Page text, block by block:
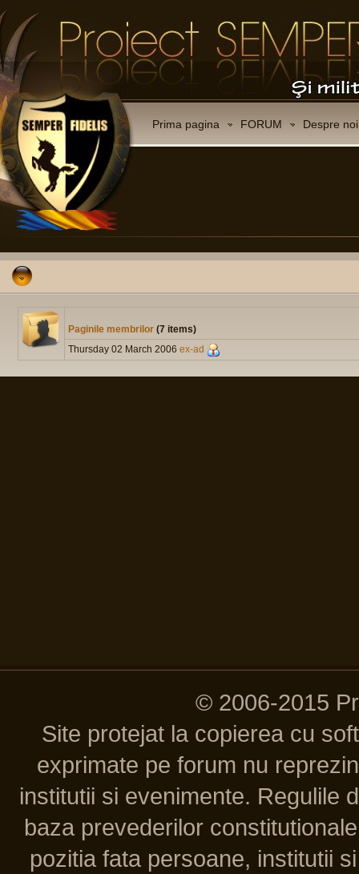
Prima pagina FORUM Despre noi
Paginile membrilor (7 items)
Thursday 02 March 2006 ex-ad
© 2006-2015
Site protejat la copierea cu
exprimate pe forum nu
institutii si evenimente. Regulile
baza prevederilor
pozitia fata persoane, institutii